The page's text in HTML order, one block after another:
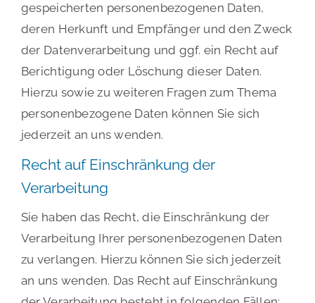
gespeicherten personenbezogenen Daten,
deren Herkunft und Empfänger und den Zweck
der Datenverarbeitung und ggf. ein Recht auf
Berichtigung oder Löschung dieser Daten.
Hierzu sowie zu weiteren Fragen zum Thema
personenbezogene Daten können Sie sich
jederzeit an uns wenden.
Recht auf Einschränkung der
Verarbeitung
Sie haben das Recht, die Einschränkung der
Verarbeitung Ihrer personenbezogenen Daten
zu verlangen. Hierzu können Sie sich jederzeit
an uns wenden. Das Recht auf Einschränkung